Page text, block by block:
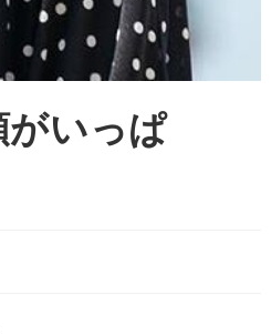
がいっぱ